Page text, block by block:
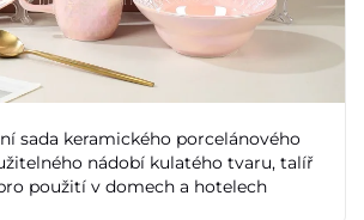
sada keramického porcelánového
nádobí kulatého tvaru, talíř
použití v domech a hotelech